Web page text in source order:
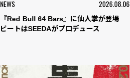
NEWS 2026.08.06
『Red Bull 64 Bars』に仙人掌が登場
ビートはSEEDAがプロデュース